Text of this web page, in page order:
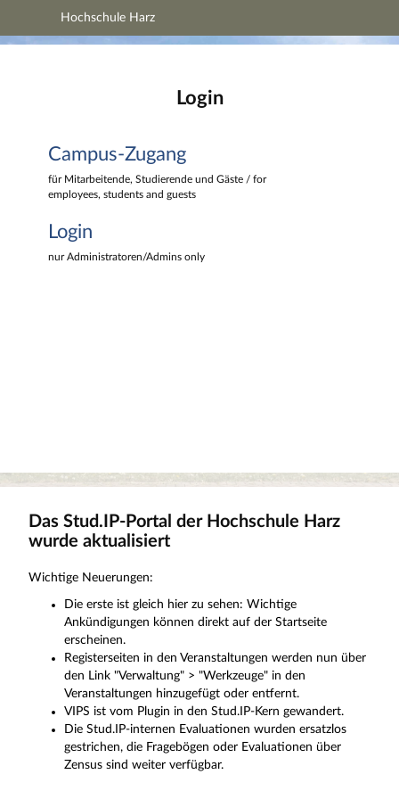
Hauptnavigation
Fußzeile
Hochschule Harz
Login
Campus-Zugang
für Mitarbeitende, Studierende und Gäste / for
employees, students and guests
Login
nur Administratoren/Admins only
Das Stud.IP-Portal der Hochschule Harz
wurde aktualisiert
Wichtige Neuerungen:
Die erste ist gleich hier zu sehen: Wichtige
Ankündigungen können direkt auf der Startseite
erscheinen.
Registerseiten in den Veranstaltungen werden nun über
den Link "Verwaltung" > "Werkzeuge" in den
Veranstaltungen hinzugefügt oder entfernt.
VIPS ist vom Plugin in den Stud.IP-Kern gewandert.
Die Stud.IP-internen Evaluationen wurden ersatzlos
gestrichen, die Fragebögen oder Evaluationen über
Zensus sind weiter verfügbar.